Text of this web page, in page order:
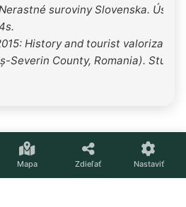
suroviny Slovenska.
History and tourist
Severin County, Romania). Studia
Mapa Zdieľať Nastaviť